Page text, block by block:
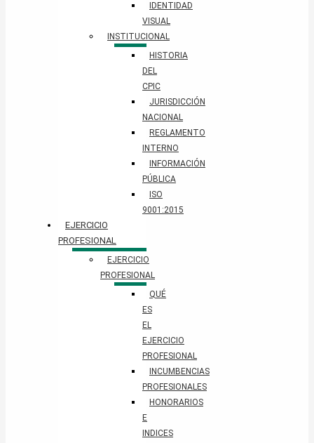
IDENTIDAD
VISUAL
INSTITUCIONAL
HISTORIA
DEL
CPIC
JURISDICCIÓN
NACIONAL
REGLAMENTO
INTERNO
INFORMACIÓN
PÚBLICA
ISO
9001:2015
EJERCICIO
PROFESIONAL
EJERCICIO
PROFESIONAL
QUÉ
ES
EL
EJERCICIO
PROFESIONAL
INCUMBENCIAS
PROFESIONALES
HONORARIOS
E
INDICES